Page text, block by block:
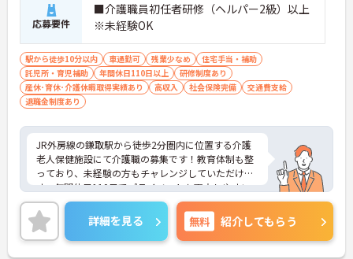
応募要件
■介護職員初任者研修（ヘルパー2級）以上
※未経験OK
駅から徒歩10分以内 車通勤可 残業少なめ
住宅手当・補助
託児所・育児補助
年間休日110日以上
研修制度あり
産休･育休･介護休暇取得実績あり
高収入 社会保険完備
交通費支給
退職金制度あり
JR外房線の鎌取駅から徒歩2分圏内に位置する介護
老人保健施設にて介護職の募集です！教育体制も整
っており、未経験の方もチャレンジしていただけま
す。年間休日110日でプライベートも両立しやすい
です。子育て理解のある職場なので、お互いでフォ
ローしていくことができる職場です。また、駅チカ
で、コンビニや商業施設もございますので、お仕事
終わりに買い物にも行けます★
詳細を見る 無料 紹介してもらう